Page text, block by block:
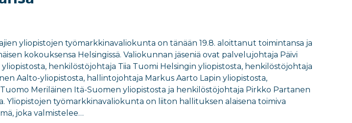
yliopistojen työmarkkinavaliokunta on tänään 19.8. aloittanut toimintansa ja
kokouksensa Helsingissä. Valiokunnan jäseniä ovat palvelujohtaja Päivi
henkilöstöjohtaja Tiia Tuomi Helsingin yliopistosta, henkilöstöjohtaja
Aalto-yliopistosta, hallintojohtaja Markus Aarto Lapin yliopistosta,
Meriläinen Itä-Suomen yliopistosta ja henkilöstöjohtaja Pirkko Partanen
Yliopistojen työmarkkinavaliokunta on liiton hallituksen alaisena toimiva
joka valmistelee…